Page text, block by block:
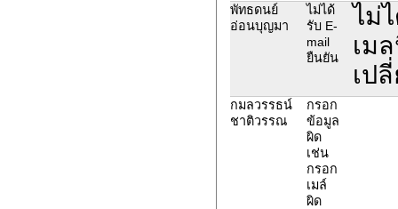
พัทธดนย์
อ่อนบุญมา
ไม่ได้
รับ E-
mail
ยืนยัน
ไม่
เม
เป
กมลวรรธน์
ชาติวรรณ
กรอก
ข้อมูล
ผิด
เช่น
กรอก
เมล์
ผิด